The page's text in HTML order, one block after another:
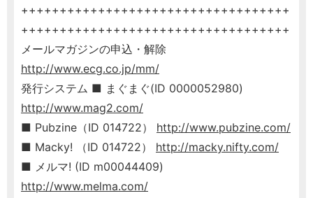
+++++++++++++++++++++++++++++++++++
+++++++++++++++++++++++++++++++++++
メールマガジンの申込・解除
http://www.ecg.co.jp/mm/
発行システム ■ まぐまぐ(ID 0000052980)
http://www.mag2.com/
■ Pubzine（ID 014722） http://www.pubzine.com/
■ Macky! （ID 014722） http://macky.nifty.com/
■ メルマ! (ID m00044409)
http://www.melma.com/